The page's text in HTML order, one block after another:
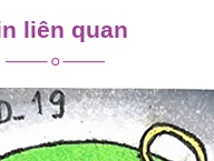
liên quan